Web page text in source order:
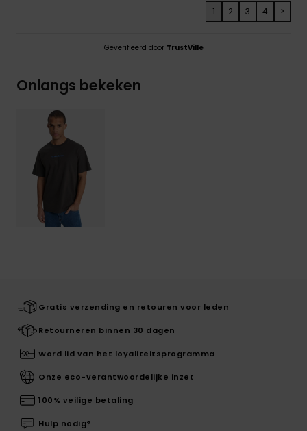
1 2 3 4 >
Geverifieerd door TrustVille
Onlangs bekeken
Gratis verzending en retouren voor leden
Retourneren binnen 30 dagen
Word lid van het loyaliteitsprogramma
Onze eco-verantwoordelijke inzet
100% veilige betaling
Hulp nodig?